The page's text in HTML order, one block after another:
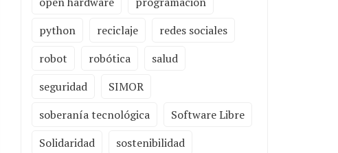
python
reciclaje
redes sociales
robot
robótica
salud
seguridad
SIMOR
soberanía tecnológica
Software Libre
Solidaridad
sostenibilidad